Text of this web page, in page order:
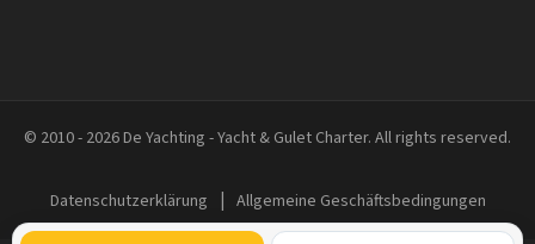
© 2010 - 2026 De Yachting - Yacht & Gulet Charter. All rights reserved.
Datenschutzerklärung | Allgemeine Geschäftsbedingungen